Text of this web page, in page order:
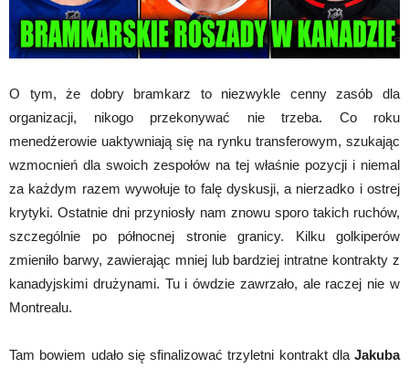
O tym, że dobry bramkarz to niezwykle cenny zasób dla
organizacji, nikogo przekonywać nie trzeba. Co roku
menedżerowie uaktywniają się na rynku transferowym, szukając
wzmocnień dla swoich zespołów na tej właśnie pozycji i niemal
za każdym razem wywołuje to falę dyskusji, a nierzadko i ostrej
krytyki. Ostatnie dni przyniosły nam znowu sporo takich ruchów,
szczególnie po północnej stronie granicy. Kilku golkiperów
zmieniło barwy, zawierając mniej lub bardziej intratne kontrakty z
kanadyjskimi drużynami. Tu i ówdzie zawrzało, ale raczej nie w
Montrealu.
Tam bowiem udało się sfinalizować trzyletni kontrakt dla Jakuba